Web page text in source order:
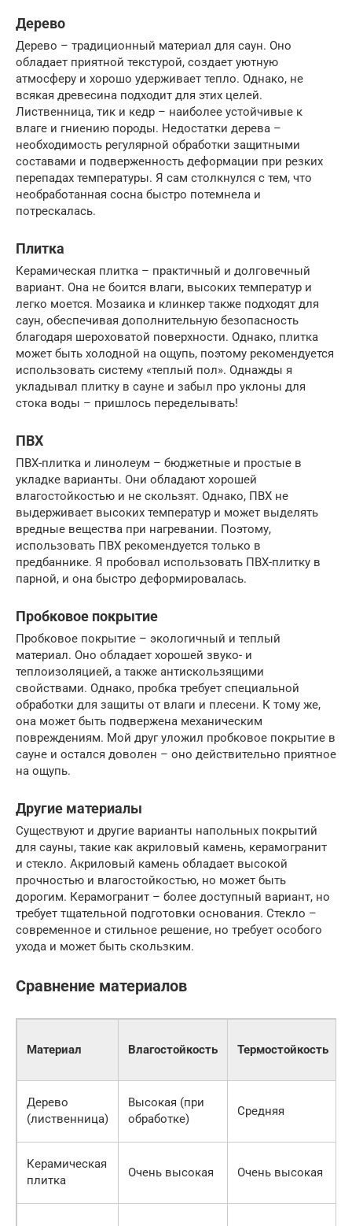
Дерево
Дерево – традиционный материал для саун. Оно
обладает приятной текстурой, создает уютную
атмосферу и хорошо удерживает тепло. Однако, не
всякая древесина подходит для этих целей.
Лиственница, тик и кедр – наиболее устойчивые к
влаге и гниению породы. Недостатки дерева –
необходимость регулярной обработки защитными
составами и подверженность деформации при резких
перепадах температуры. Я сам столкнулся с тем, что
необработанная сосна быстро потемнела и
потрескалась.
Плитка
Керамическая плитка – практичный и долговечный
вариант. Она не боится влаги, высоких температур и
легко моется. Мозаика и клинкер также подходят для
саун, обеспечивая дополнительную безопасность
благодаря шероховатой поверхности. Однако, плитка
может быть холодной на ощупь, поэтому рекомендуется
использовать систему «теплый пол». Однажды я
укладывал плитку в сауне и забыл про уклоны для
стока воды – пришлось переделывать!
ПВХ
ПВХ-плитка и линолеум – бюджетные и простые в
укладке варианты. Они обладают хорошей
влагостойкостью и не скользят. Однако, ПВХ не
выдерживает высоких температур и может выделять
вредные вещества при нагревании. Поэтому,
использовать ПВХ рекомендуется только в
предбаннике. Я пробовал использовать ПВХ-плитку в
парной, и она быстро деформировалась.
Пробковое покрытие
Пробковое покрытие – экологичный и теплый
материал. Оно обладает хорошей звуко- и
теплоизоляцией, а также антискользящими
свойствами. Однако, пробка требует специальной
обработки для защиты от влаги и плесени. К тому же,
она может быть подвержена механическим
повреждениям. Мой друг уложил пробковое покрытие в
сауне и остался доволен – оно действительно приятное
на ощупь.
Другие материалы
Существуют и другие варианты напольных покрытий
для сауны, такие как акриловый камень, керамогранит
и стекло. Акриловый камень обладает высокой
прочностью и влагостойкостью, но может быть
дорогим. Керамогранит – более доступный вариант, но
требует тщательной подготовки основания. Стекло –
современное и стильное решение, но требует особого
ухода и может быть скользким.
Сравнение материалов
Материал Влагостойкость Термостойкость
Дерево
(лиственница)
Высокая (при
обработке)
Средняя
Керамическая
плитка
Очень высокая Очень высокая